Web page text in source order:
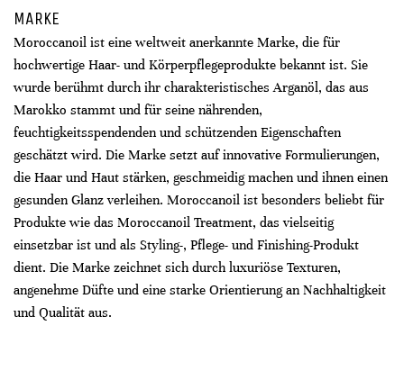
MARKE
Moroccanoil ist eine weltweit anerkannte Marke, die für
hochwertige Haar- und Körperpflegeprodukte bekannt ist. Sie
wurde berühmt durch ihr charakteristisches Arganöl, das aus
Marokko stammt und für seine nährenden,
feuchtigkeitsspendenden und schützenden Eigenschaften
geschätzt wird. Die Marke setzt auf innovative Formulierungen,
die Haar und Haut stärken, geschmeidig machen und ihnen einen
gesunden Glanz verleihen. Moroccanoil ist besonders beliebt für
Produkte wie das Moroccanoil Treatment, das vielseitig
einsetzbar ist und als Styling-, Pflege- und Finishing-Produkt
dient. Die Marke zeichnet sich durch luxuriöse Texturen,
angenehme Düfte und eine starke Orientierung an Nachhaltigkeit
und Qualität aus.